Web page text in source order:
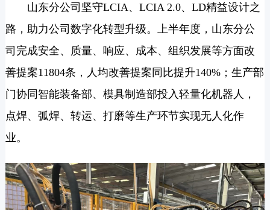
山东分公司坚守LCIA、LCIA 2.0、LD精益设计之
路，助力公司数字化转型升级。上半年度，山东分公
司完成安全、质量、响应、成本、组织发展等方面改
善提案11804条，人均改善提案同比提升140%；生产部
门协同智能装备部、模具制造部投入轻量化机器人，
点焊、弧焊、转运、打磨等生产环节实现无人化作
业。